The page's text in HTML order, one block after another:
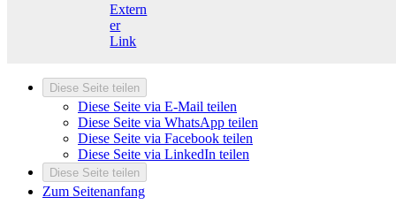
Extern
er
Link
Diese Seite teilen
Diese Seite via E-Mail teilen
Diese Seite via WhatsApp teilen
Diese Seite via Facebook teilen
Diese Seite via LinkedIn teilen
Diese Seite teilen
Zum Seitenanfang